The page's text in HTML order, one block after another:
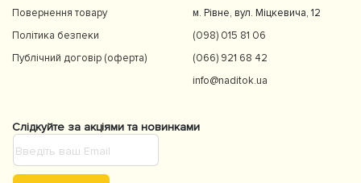
Повернення товару
Політика безпеки
Публічний договір (оферта)
м. Рівне, вул. Міцкевича, 12
(098) 015 81 06
(066) 921 68 42
info@naditok.ua
Слідкуйте за акціями та новинками